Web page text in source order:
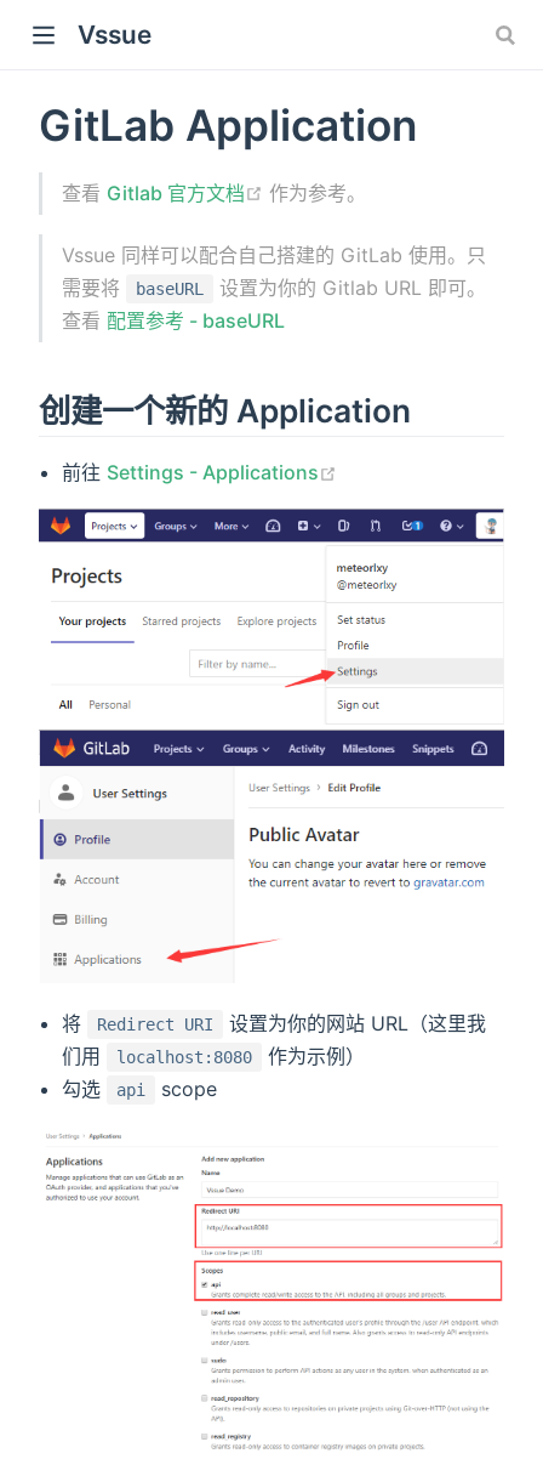
Vssue
GitLab Application
查看 Gitlab 官方文档 作为参考。
Vssue 同样可以配合自己搭建的 GitLab 使用。只
需要将
baseURL
设置为你的 Gitlab URL 即可。
查看 配置参考 - baseURL
创建一个新的 Application
前往 Settings - Applications
将 Redirect URI
设置为你的网站 URL（这里我
们用
localhost:8080
作为示例）
勾选
api scope